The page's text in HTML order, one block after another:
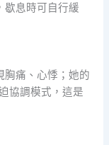
歇息時可自行緩
胸痛、心悸；她的
協調模式，這是